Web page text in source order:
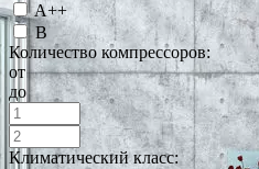
A++
B
Количество компрессоров:
от
до
Климатический класс: